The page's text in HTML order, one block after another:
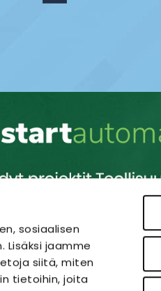
sosiaalisen
Lisäksi jaamme
siitä, miten
tietoihin, joita